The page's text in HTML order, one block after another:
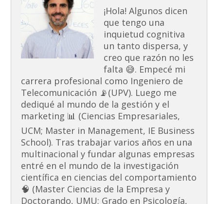
¡Hola! Algunos dicen
que tengo una
inquietud cognitiva
un tanto dispersa, y
creo que razón no les
falta 😅. Empecé mi
carrera profesional como Ingeniero de
Telecomunicación 📡(UPV). Luego me
dediqué al mundo de la gestión y el
marketing 📊 (Ciencias Empresariales,
UCM; Master in Management, IE Business
School). Tras trabajar varios años en una
multinacional y fundar algunas empresas
entré en el mundo de la investigación
científica en ciencias del comportamiento
🧠 (Master Ciencias de la Empresa y
Doctorando, UMU; Grado en Psicología,